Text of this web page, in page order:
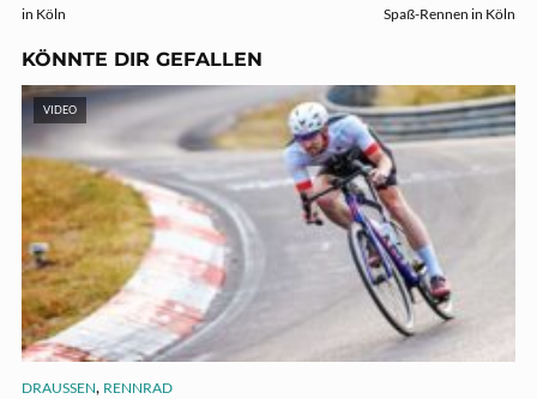
in Köln
Spaß-Rennen in Köln
KÖNNTE DIR GEFALLEN
VIDEO
DRAUSSEN, RENNRAD